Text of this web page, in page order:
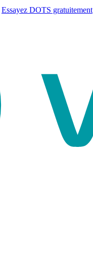
Essayez DOTS gratuitement